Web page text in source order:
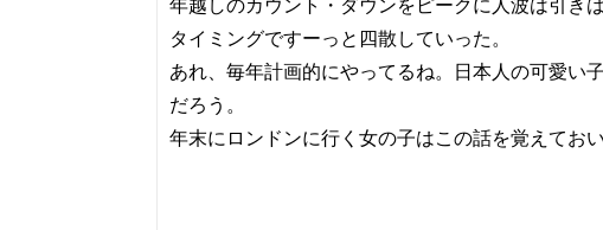
年越しのカウント・ダウンをピークに人波は引き
タイミングですーっと四散していった。
あれ、毎年計画的にやってるね。日本人の可愛い
だろう。
年末にロンドンに行く女の子はこの話を覚えてお